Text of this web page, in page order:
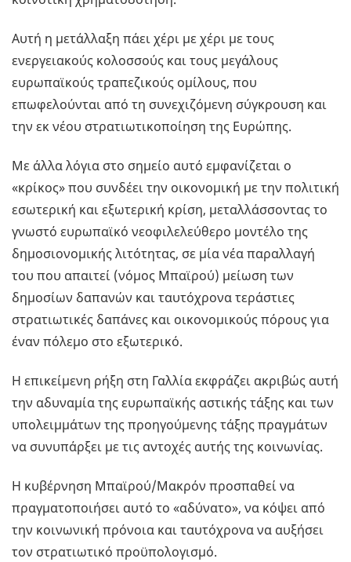
Αυτή η μετάλλαξη πάει χέρι με χέρι με τους
ενεργειακούς κολοσσούς και τους μεγάλους
ευρωπαϊκούς τραπεζικούς ομίλους, που
επωφελούνται από τη συνεχιζόμενη σύγκρουση και
την εκ νέου στρατιωτικοποίηση της Ευρώπης.
Με άλλα λόγια στο σημείο αυτό εμφανίζεται ο
«κρίκος» που συνδέει την οικονομική με την πολιτική
εσωτερική και εξωτερική κρίση, μεταλλάσσοντας το
γνωστό ευρωπαϊκό νεοφιλελεύθερο μοντέλο της
δημοσιονομικής λιτότητας, σε μία νέα παραλλαγή
του που απαιτεί (νόμος Μπαϊρού) μείωση των
δημοσίων δαπανών και ταυτόχρονα τεράστιες
στρατιωτικές δαπάνες και οικονομικούς πόρους για
έναν πόλεμο στο εξωτερικό.
Η επικείμενη ρήξη στη Γαλλία εκφράζει ακριβώς αυτή
την αδυναμία της ευρωπαϊκής αστικής τάξης και των
υπολειμμάτων της προηγούμενης τάξης πραγμάτων
να συνυπάρξει με τις αντοχές αυτής της κοινωνίας.
Η κυβέρνηση Μπαϊρού/Μακρόν προσπαθεί να
πραγματοποιήσει αυτό το «αδύνατο», να κόψει από
την κοινωνική πρόνοια και ταυτόχρονα να αυξήσει
τον στρατιωτικό προϋπολογισμό.